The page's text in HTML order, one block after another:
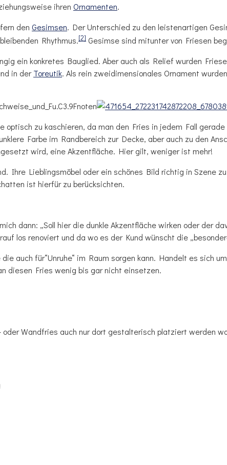
ihren Ornamenten.
den Gesimsen. Der Unterschied zu den leistenartigen
Rhythmus.[2] Gesimse sind mitunter von Friesen
ein konkretes Bauglied. Aber auch als Relief wurden
in derToreutik. Als rein zweidimensionales Ornament
optisch zu kaschieren, da man den Fries in jedem Fall
Farbe im Randbereich zur Decke, aber auch zu den
wird, eine Akzentfläche. Hier gilt, weniger ist mehr!
Ihre Lieblingsmöbel oder ein schönes Bild richtig in Szene
ist hierfür zu berücksichten.
dann: „Soll hier die dunkle Akzentfläche wirken oder der
los renoviert und da wo es der Kund wünscht die
auch für“Unruhe“ im Raum sorgen kann. Handelt es sich
diesen Fries wenig bis gar nicht einsetzen.
Wandfries auch nur dort gestalterisch platziert werden